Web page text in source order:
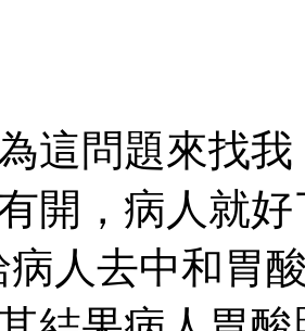
這問題來找
開，病人就
病人去中和胃